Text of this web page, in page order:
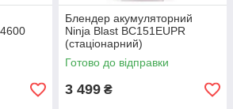
Блендер акумуляторний
Ninja Blast BC151EUPR
(стаціонарний)
Готово до відправки
3 499 ₴